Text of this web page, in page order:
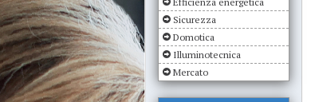
Sicurezza
Domotica
Illuminotecnica
Mercato